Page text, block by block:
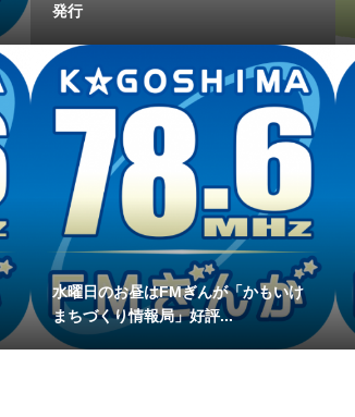
発行
水曜日のお昼はFMぎんが「かもいけ
まちづくり情報局」好評...